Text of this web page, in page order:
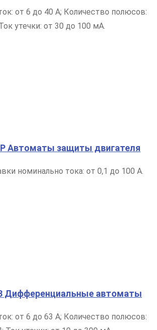
от 6 до 40 А; Количество полюсов:
утечки: от 30 до 100 мА.
Автоматы защиты двигателя
номинально тока: от 0,1 до 100 А.
Дифференциальные автоматы
от 6 до 63 А; Количество полюсов: